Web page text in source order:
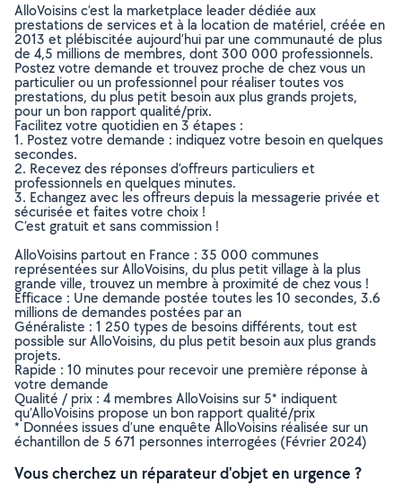
AlloVoisins c’est la marketplace leader dédiée aux
prestations de services et à la location de matériel, créée en
2013 et plébiscitée aujourd’hui par une communauté de plus
de 4,5 millions de membres, dont 300 000 professionnels.
Postez votre demande et trouvez proche de chez vous un
particulier ou un professionnel pour réaliser toutes vos
prestations, du plus petit besoin aux plus grands projets,
pour un bon rapport qualité/prix.
Facilitez votre quotidien en 3 étapes :
1. Postez votre demande : indiquez votre besoin en quelques
secondes.
2. Recevez des réponses d’offreurs particuliers et
professionnels en quelques minutes.
3. Echangez avec les offreurs depuis la messagerie privée et
sécurisée et faites votre choix !
C’est gratuit et sans commission !
AlloVoisins partout en France : 35 000 communes
représentées sur AlloVoisins, du plus petit village à la plus
grande ville, trouvez un membre à proximité de chez vous !
Efficace : Une demande postée toutes les 10 secondes, 3.6
millions de demandes postées par an
Généraliste : 1 250 types de besoins différents, tout est
possible sur AlloVoisins, du plus petit besoin aux plus grands
projets.
Rapide : 10 minutes pour recevoir une première réponse à
votre demande
Qualité / prix : 4 membres AlloVoisins sur 5* indiquent
qu’AlloVoisins propose un bon rapport qualité/prix
* Données issues d’une enquête AlloVoisins réalisée sur un
échantillon de 5 671 personnes interrogées (Février 2024)
Vous cherchez un réparateur d'objet en urgence ?